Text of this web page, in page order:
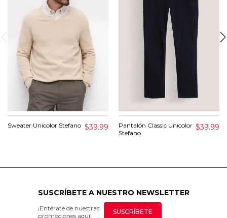
Sweater Unicolor Stefano $39.99
Pantalón Classic Unicolor
Stefano
$39.99
SUSCRÍBETE A NUESTRO NEWSLETTER
¡Entérate de nuestras
promociones aquí!
SUSCRÍBETE